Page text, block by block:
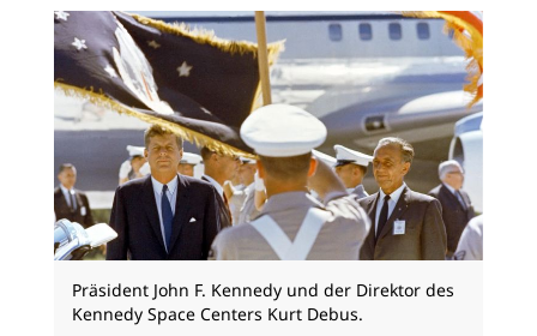
Präsident John F. Kennedy und der Direktor des
Kennedy Space Centers Kurt Debus.